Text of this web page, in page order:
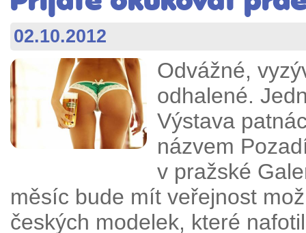
02.10.2012
Odvážné,
odhalené.
Výstava
názvem
v pražské
měsíc bude mít veřejnost
českých modelek, které